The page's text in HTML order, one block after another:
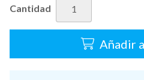
Cantidad
Añadir